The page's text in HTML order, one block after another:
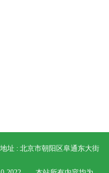
地址 : 北京市朝阳区阜通东大街